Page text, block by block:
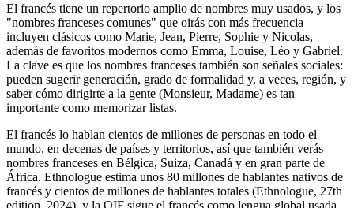
El francés tiene un repertorio amplio de nombres muy usados, y los
"nombres franceses comunes" que oirás con más frecuencia
incluyen clásicos como Marie, Jean, Pierre, Sophie y Nicolas,
además de favoritos modernos como Emma, Louise, Léo y Gabriel.
La clave es que los nombres franceses también son señales sociales:
pueden sugerir generación, grado de formalidad y, a veces, región, y
saber cómo dirigirte a la gente (Monsieur, Madame) es tan
importante como memorizar listas.
El francés lo hablan cientos de millones de personas en todo el
mundo, en decenas de países y territorios, así que también verás
nombres franceses en Bélgica, Suiza, Canadá y en gran parte de
África. Ethnologue estima unos 80 millones de hablantes nativos de
francés y cientos de millones de hablantes totales (Ethnologue, 27th
edition, 2024), y la OIF sigue el francés como lengua global usada